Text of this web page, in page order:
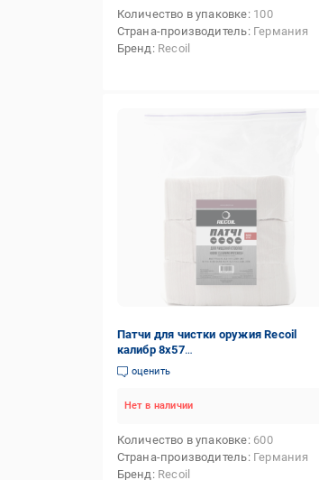
Количество в упаковке 100
Страна-производитель Германия
Бренд Recoil
Патчи для чистки оружия Recoil
калибр 8x57
Mauser/8.3/9/9x18/9x19/9x21/9.3 мм
600 шт.
оценить
Нет в наличии
Количество в упаковке 600
Страна-производитель Германия
Бренд Recoil